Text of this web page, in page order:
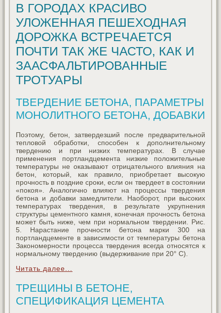
В ГОРОДАХ КРАСИВО
УЛОЖЕННАЯ ПЕШЕХОДНАЯ
ДОРОЖКА ВСТРЕЧАЕТСЯ
ПОЧТИ ТАК ЖЕ ЧАСТО, КАК И
ЗААСФАЛЬТИРОВАННЫЕ
ТРОТУАРЫ
ТВЕРДЕНИЕ БЕТОНА, ПАРАМЕТРЫ
МОНОЛИТНОГО БЕТОНА, ДОБАВКИ
Поэтому, бетон, затвердезший после предварительной
тепловой обработки, способен к дополнительному
твердению и при низких температурах. В случае
применения портландцемента низкие положительные
температуры не оказывают отрицательного влияния на
бетон, который, как правило, приобретает высокую
прочность в поздние сроки, если он твердеет в состоянии
«покоя». Аналогично влияют на процессы твердения
бетона и добавки замедлители. Наоборот, при высоких
температурах твердения, в результате укрупнения
структуры цементного камня, конечная прочность бетона
может быть ниже, чем при нормальном твердении. Рис.
5. Нарастание прочности бетона марки 300 на
портландцементе в зависимости от температуры бетона
Закономерности процесса твердения всегда относятся к
нормальному твердению (выдерживание при 20° С).
Читать далее...
ТРЕЩИНЫ В БЕТОНЕ,
СПЕЦИФИКАЦИЯ ЦЕМЕНТА